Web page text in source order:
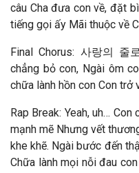
câu Cha đưa con về, đặt
tiếng gọi ấy Mãi thuộc về
Final Chorus: 사랑의
chẳng bỏ con, Ngài ôm
chữa lành hồn con Con trở
Rap Break: Yeah, uh…
mạnh mẽ Nhưng vết
khe khẽ. Ngài bước đến
Chữa lành mọi nỗi đau